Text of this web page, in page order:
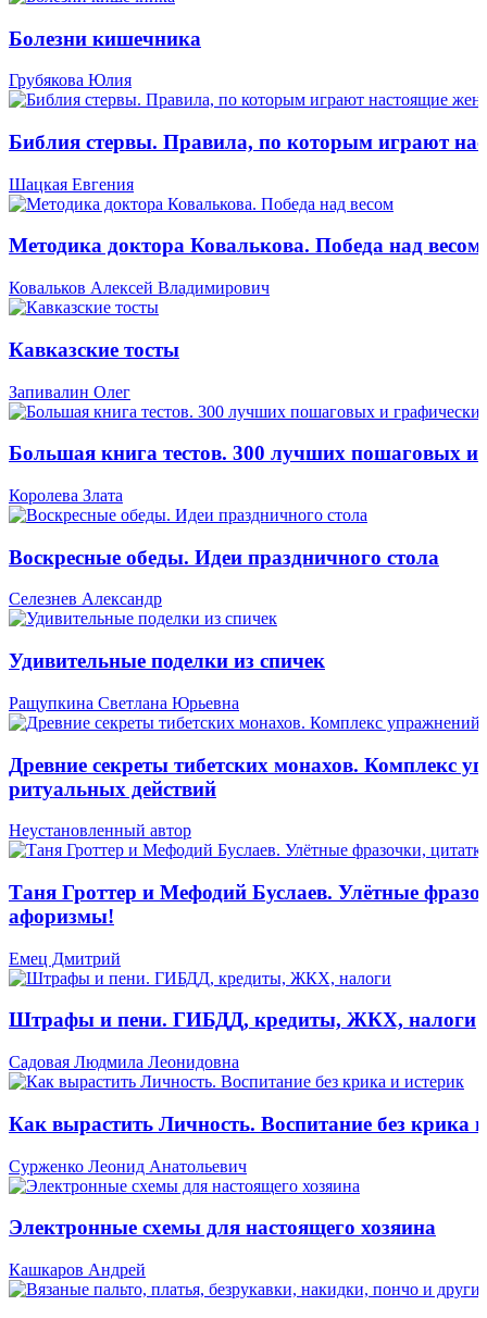
Болезни кишечника
Грубякова Юлия
Библия стервы. Правила, по которым играют
Шацкая Евгения
Методика доктора Ковалькова. Победа над весом
Ковальков Алексей Владимирович
Кавказские тосты
Запивалин Олег
Большая книга тестов. 300 лучших пошаговых и
Королева Злата
Воскресные обеды. Идеи праздничного стола
Селезнев Александр
Удивительные поделки из спичек
Ращупкина Светлана Юрьевна
Древние секреты тибетских монахов. Комплекс
ритуальных действий
Неустановленный автор
Таня Гроттер и Мефодий Буслаев. Улётные
афоризмы!
Емец Дмитрий
Штрафы и пени. ГИБДД, кредиты, ЖКХ, налоги
Садовая Людмила Леонидовна
Как вырастить Личность. Воспитание без крика
Сурженко Леонид Анатольевич
Электронные схемы для настоящего хозяина
Кашкаров Андрей